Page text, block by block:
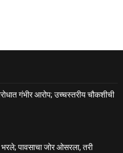
गंभीर आरोप; उच्चस्तरीय चौकशीची
पावसाचा जोर ओसरला, तरी